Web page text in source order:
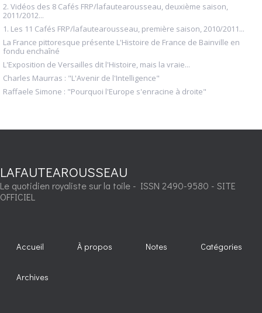
2. Vidéos des 8 Cafés FRP/lafautearousseau, deuxième saison,
2011/2012...
1. Les 11 Cafés FRP/lafautearousseau, première saison, 2010/2011...
La France pittoresque présente L'Histoire de France de Bainville en
fondu enchaîné
L'Exposition de Versailles dit l'Histoire, mais la vraie...
Charles Maurras : "L'Avenir de l'Intelligence"
Raffaele Simone : "Pourquoi l'Europe s'enracine à droite"
LAFAUTEAROUSSEAU
Le quotidien royaliste sur la toile - ISSN 2490-9580 - SITE
OFFICIEL
Accueil À propos Notes Catégories
Archives